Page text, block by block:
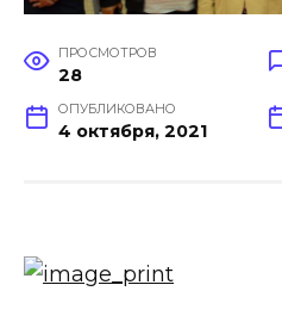
ПРОСМОТРОВ
28
ОПУБЛИКОВАНО
4 октября, 2021